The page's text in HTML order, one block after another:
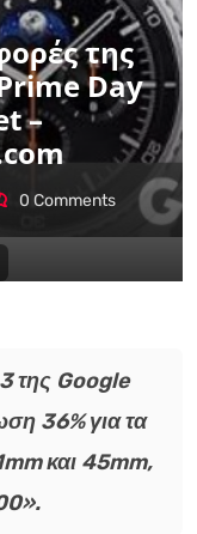
της
Day
–
0 Comments
της Google
36% για τα
και 45mm,